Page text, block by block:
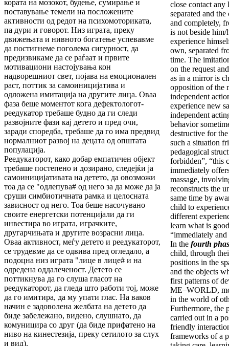
кората на мозокот, будење, сумирање и
поставување темели на посложените
активности од редот на психомоториката,
па дури и говорот. Низ играта, преку
движењата и нивното богатење успевавме
да постигнеме поголема сигурност, да
предизвикаме да се раѓаат и првите
мотивациони настојувања кон
надворешниот свет, појава на емоционален
раст, поттик за самоиницијатива и
одложена имитација на другите лица. Оваа
фаза беше моментот кога дефектологот-
реедукатор требаше будно да ги следи
развојните фази кај детето и пред очи,
заради споредба, требаше да го има предвид
нормалниот развој на децата од општата
популација.
Реедукаторот, како добар емпатичен објект
требаше постепено и дозирано, следејќи ја
самоиницијативата на детето, да овозможи
тоа да се "одлепува# од него за да може да ја
сруши симбиотичната рамка и целосната
зависност од него. Тоа беше насочувано
своите енергетски потенцијали да ги
инвестира во играта, играчките,
другарчињата и другите возрасни лица.
Оваа активност, меѓу детето и реедукаторот,
се трудевме да се одвива пред огледало, а
подоцна низ играта "лице в лице# и на
одредена оддалеченост. Детето се
поттикнува да го слуша гласот на
реедукаторот, да гледа што работи тој, може
да го имитира, да му упати глас. На ваков
начин е задоволена желбата на детето да
биде забележано, видено, слушнато, да
комуницира со друг (да биде прифатено на
ниво на кинестезија, преку сетилото за слух
и вид).
close contact any
separated and
and completely,
is not beside
experience
own, separated
time. The
on the request
as in a mirror is
opposition of the
independent
experience new
independent
behavior
destructive for
such a situation
pedagogical
forbidden”, “this
immediately
massage,
reconstructs the
same time by
child to
different
learn what is
“immediately
In the fourth
child, through
positions in the
and the objects
first patterns of
ME–WORLD,
in the world of
Furthermore, the
carried out in a
friendly
frameworks of a